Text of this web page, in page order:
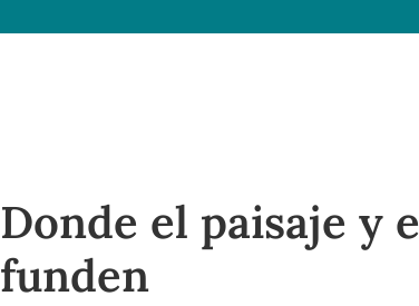
Donde el paisaje y
funden